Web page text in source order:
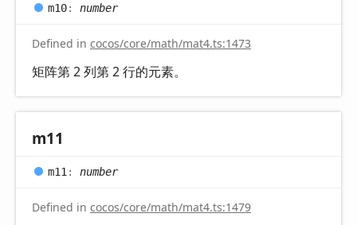
m10: number
Defined in cocos/core/math/mat4.ts:1473
矩阵第 2 列第 2 行的元素。
m11
m11 : number
Defined in cocos/core/math/mat4.ts:1479